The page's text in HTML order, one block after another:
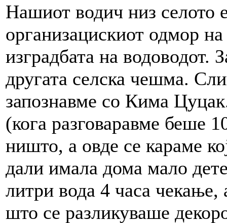
Нашиот водич низ селото
организацискиот одмор
изградбата на водоводот.
другата селска чешма.
запознавме со Кима
(кога разговаравме беше
ништо, а овде се караме
дали имала дома мало
литри вода 4 часа
што се разликуваше